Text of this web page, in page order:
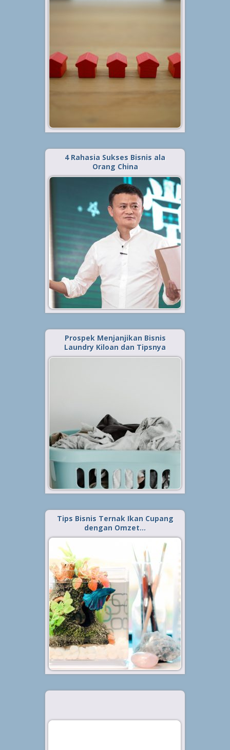
Diterbitkan tanggal 7 Mei 2021, dalam kategori
properti yang cukup menjanjikan.
Terlebih jika Anda tinggal di kota-
kota besar yang mana banyak
perantau untuk bekerja maupun
menuntut pendidikannya.
4 Rahasia Sukses Bisnis ala
Orang China
Diterbitkan tanggal 1 Mei 2021, dalam kategori
Bisnis
,
Tips
Sukses dalam menjalankan
sebuah bisnis atau usaha tentu
merupakan impian bagi setiap
orang. Sayangnya banyak orang
yang sudah terjun ke dalam dunia
bisnis sejak lama namun sulit
untuk menggapai kesuksesannya.
Hal ini...
Baca Selengkapnya »
Prospek Menjanjikan Bisnis
Laundry Kiloan dan Tipsnya
Terlebih jika Anda
menjalankannya di tengah kota
besar yang mayoritas warganya
terlalu sibuk dengan pekerjaan.
Baca Selengkapnya »
Tips Bisnis Ternak Ikan Cupang
dengan Omzet…
Diterbitkan tanggal 5 Apr 2021, dalam kategori
Ikan cupang menjadi salah satu
jenis ikan hias yang memiliki cukup
banyak penggemar. Keindahan
warna yang ditawarkan menjadi
daya tarik tersendiri bagi para
pecinta spesies ikan yang satu ini.
Ditambah lagi, ragam...
Baca Selengkapnya »